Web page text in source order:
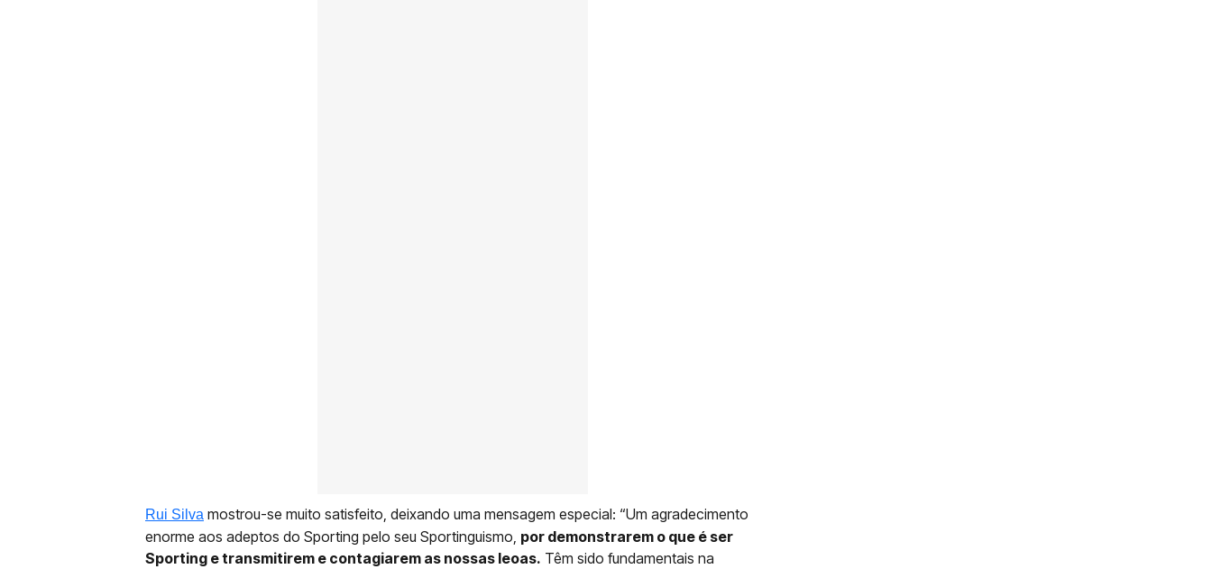
Rui Silva mostrou-se muito satisfeito, deixando uma mensagem especial: “Um agradecimento
enorme aos adeptos do Sporting pelo seu Sportinguismo, por demonstrarem o que é ser
Sporting e transmitirem e contagiarem as nossas leoas. Têm sido fundamentais na